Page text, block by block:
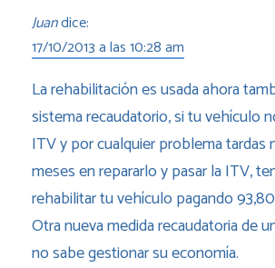
Juandice:
17/10/2013 a las 10:28 am
La rehabilitación es usada ahora
sistema recaudatorio, si tu vehículo
ITV y por cualquier problema tardas
meses en repararlo y pasar la ITV,
rehabilitar tu vehículo pagando
Otra nueva medida recaudatoria de
no sabe gestionar su economía.